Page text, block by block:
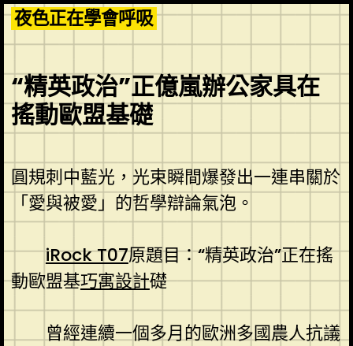
Skip
to
content
夜色正在學會呼吸
“精英政治”正億嵐辦公家具在
搖動歐盟基礎
圓規刺中藍光，光束瞬間爆發出一連串關於
「愛與被愛」的哲學辯論氣泡。
iRock T07原題目：“精英政治”正在搖
動歐盟基巧寓設計礎
曾經連續一個多月的歐洲多國農人抗議